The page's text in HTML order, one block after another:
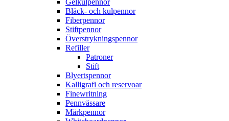
Gelkulpennor
Bläck- och kulpennor
Fiberpennor
Stiftpennor
Överstrykningspennor
Refiller
Patroner
Stift
Blyertspennor
Kalligrafi och reservoar
Finewritning
Pennvässare
Märkpennor